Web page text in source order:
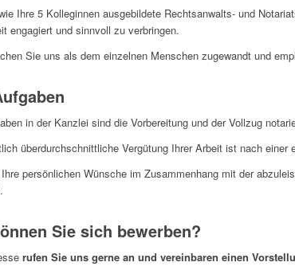
Ihre 5 Kolleginnen ausgebildete Rechtsanwalts- und
engagiert und sinnvoll zu verbringen.
Sie uns als dem einzelnen Menschen zugewandt und
in der Kanzlei sind die Vorbereitung und der Vollzug
überdurchschnittliche Vergütung Ihrer Arbeit ist nach
persönlichen Wünsche im Zusammenhang mit der
Sie sich bewerben?
rufen Sie uns gerne an und vereinbaren einen